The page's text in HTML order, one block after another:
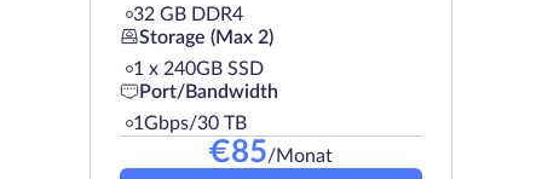
32 GB DDR4
Storage (Max 2)
1 х 240GB SSD
Port/Bandwidth
1Gbps/30 TB
€85/Monat